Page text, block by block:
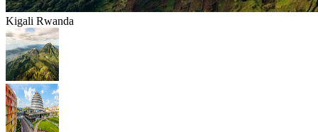
Kigali Rwanda